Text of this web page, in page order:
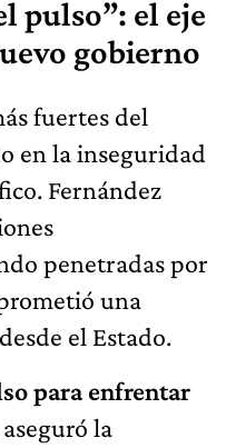
pulso”: el eje
gobierno
fuertes del
en la inseguridad
Fernández
penetradas por
una
el Estado.
para enfrentar
aseguró la